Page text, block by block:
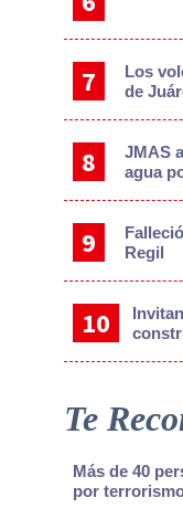
Los
de
JMAS
agua
Regil
Te
Más de 40
por